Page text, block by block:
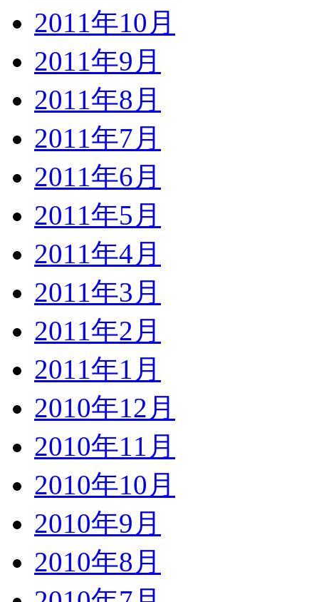
2011年10月
2011年9月
2011年8月
2011年7月
2011年6月
2011年5月
2011年4月
2011年3月
2011年2月
2011年1月
2010年12月
2010年11月
2010年10月
2010年9月
2010年8月